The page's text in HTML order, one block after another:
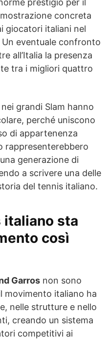
prestigio per il
concreta
giocatori italiani nel
eventuale confronto
all’Italia la presenza
tra i migliori quattro
grandi Slam hanno
perché uniscono
di appartenenza
rappresenterebbero
generazione di
a scrivere una delle
del tennis italiano.
italiano sta
così
Garros non sono
movimento italiano ha
nelle strutture e nello
creando un sistema
competitivi ai